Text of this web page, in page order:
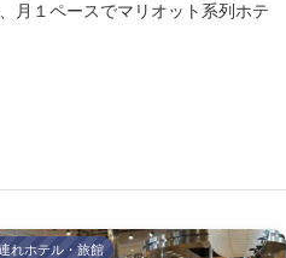
月１ペースでマリオット系列ホテ
れホテル・旅館